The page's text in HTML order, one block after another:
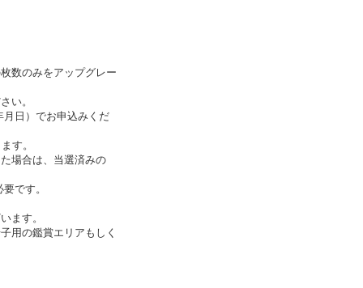
数のみをアップグレー
い。
日）でお申込みくだ
す。
場合は、当選済みの
です。
ます。
用の鑑賞エリアもしく